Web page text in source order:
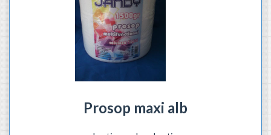
Prosop maxi alb